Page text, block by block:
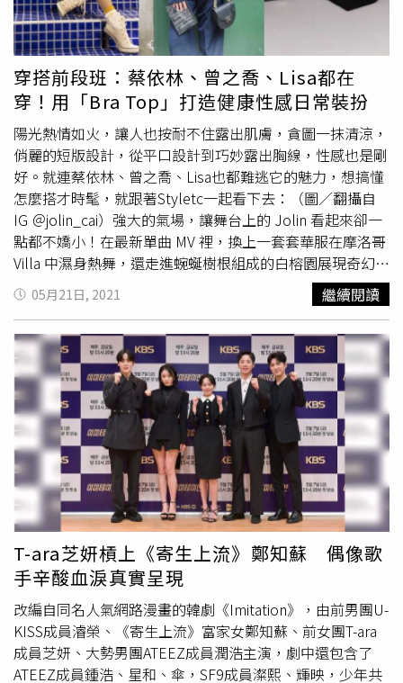
第三次扮演高中生的黃寅燁則回想起當初與導演見面時一聊
就是兩個小時，原本以為導演會問自己跟「羅一等」的相似
度是多少，沒想到導演卻是一直想了解黃寅燁是個怎樣的
人，讓他深受感動，因此有了想要跟導演合作的念頭。在戲
劇開拍之後，現場有音樂劇的搭配，還看到工作人員用心搭
景，第一次深刻有感在整體到位的環境下演戲，現在回想起
來整個拍戲過程都相當幸福。現年31歲的黃寅燁，第三次扮
演高中生。（圖／Netflix提供）導演金聲允透露其實七年前
就想把這部人氣網路漫畫拍成戲劇影集，原本版權已經售
出，但過了七年發現都還未見到播出，一打聽之下才知道原
來要把原著影像化的過程十分困難而讓眾人卻步，因此重新
購買版權，再加上以前曾看過某個綜藝節目上，主持人詢問
小朋友「你想成為什麼？」此時國民天后
李孝利霸氣回答：
「不管想成為什麼人都行。」讓他印象非常深刻得到啟發。
此外，為了更忠實呈現原作角色有著許多內心獨白的的特
色，因此決定以音樂劇的方式來製作呈現，並且找了首位獲
得F.I.S.M世界魔術冠軍、常出現在各大綜藝節目的的韓國魔
術師李恩傑來設計整體造型，希望打造一部大人和小孩可以
一起觀看、聊天的戲劇。《魔幻之音》一共六集，Netflix將
於5月6日(五)下午三點在全球190國獨家上線。
穿搭前段班：蔡依林、曾之喬、Lisa都在
穿！用「Bra Top」打造健康性感日常裝扮
陽光熱情如火，讓人也按耐不住露出肌膚，貪圖一抹清涼，
俏麗的短版設計，從平口設計到巧妙露出胸線，性感也是剛
好。就連蔡依林、曾之喬、Lisa也都難逃它的魅力，想搞懂
怎麼搭才時髦，就跟著Styletc一起看下去：（圖／翻攝自
IG ＠jolin_cai）強大的氣場，讓舞台上的 Jolin 看起來卻一
點都不嬌小！在最新單曲 MV 裡，換上一套套華服在摩洛哥
Villa 中濕身熱舞，還走進蜿蜒樹根組成的白榕園展現奇幻夢
境。其中 Jolin 更搶先穿上 FENDI 最新聯名系列，以飽和
的黃與變形的 Logo 印花，搭配成套的 Bra Top 與高腰短
褲，麻質襯衫與帆布繫帶跟鞋重新詮釋夏日休閒。（圖／翻
攝自IG @alyssainthecity）以復古風格受到喜愛的美國時尚
潮人 Alyssa Coscarelli，不僅在社群分享穿搭，更與墨鏡品
牌「APERCU」聯名推出一系列復古設計墨鏡。一白色作為
主軸，合身的類馬甲設計 Bra Top，搭配高腰寬褲，細節以
皮革腰帶與棕色調復古墨鏡互相呼應。（圖／翻攝自IG
@lalalalisa_m）身為BLACKPINK 領舞，Lisa 過人的舞技與
穿搭，成為年輕女生心中的 Wanna Be。在為日本版 Vogue
拍攝封面時，身為 CELINE 全球品牌大使的 Lisa，以白色運
動剪裁 Bra Top 搭配印花短褲、無領黑外套，對比出時髦街
頭風格。（圖／翻攝自IG @chiaochiaotzeng）才獲得「Z世
代最受歡迎社群藝人」的喬喬，除了戲劇更涉足 YouTube
開設個人節目「聊姐了解」，大膽開講所有女生關心的議
題。以酪梨綠平口 Bra Top 搭配寶藍色西裝套裝，略微寬鬆
的設計帶出滿滿的都會與率性感。（圖／翻攝自IG
@jessicah_o）強烈的大姐氣勢，和辛辣的歐美風格，讓
Jessi 在「退貨遠征隊」中，夾在李孝利、嚴正化兩位氣場
05月21日, 2021 繼續閱讀
T-ara芝妍槓上《寄生上流》鄭知蘇 偶像歌
手辛酸血淚真實呈現
改編自同名人氣網路漫畫的韓劇《Imitation》，由前男團U-
KISS成員濬榮、《寄生上流》富家女鄭知蘇、前女團T-ara
成員芝妍、大勢男團ATEEZ成員潤浩主演，劇中還包含了
ATEEZ成員鍾浩、星和、傘，SF9成員澯熙、輝映，少年共